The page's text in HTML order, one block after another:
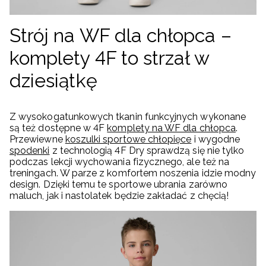
Strój na WF dla chłopca –
komplety 4F to strzał w
dziesiątkę
Z wysokogatunkowych tkanin funkcyjnych wykonane
są też dostępne w 4Fkomplety na WF dla chłopca.
Przewiewne koszulki sportowe chłopięce i wygodne
spodenki z technologią 4F Dry sprawdzą się nie tylko
podczas lekcji wychowania fizycznego, ale też na
treningach. W parze z komfortem noszenia idzie modny
design. Dzięki temu te sportowe ubrania zarówno
maluch, jak i nastolatek będzie zakładać z chęcią!